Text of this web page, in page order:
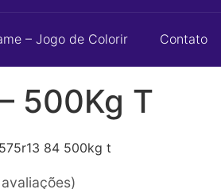
– Jogo de Colorir Contato
500Kg T